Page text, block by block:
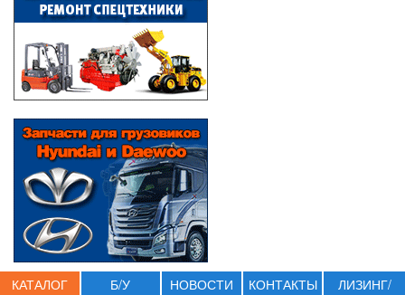
КАТАЛОГ Б/У НОВОСТИ КОНТАКТЫ ЛИЗИНГ/